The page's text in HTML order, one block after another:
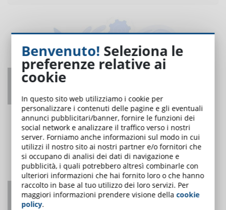
Come adattarsi agli agenti di intelligenza
UNO DEI PIÙ LETTI
Coordinatore per la sicurezza nei cantieri:
obblighi formativi
Benvenuto! Seleziona le
preferenze relative ai
cookie
In questo sito web utilizziamo i cookie per
personalizzare i contenuti delle pagine e gli eventuali
annunci pubblicitari/banner, fornire le funzioni dei
social network e analizzare il traffico verso i nostri
server. Forniamo anche informazioni sul modo in cui
utilizzi il nostro sito ai nostri partner e/o fornitori che
si occupano di analisi dei dati di navigazione e
pubblicità, i quali potrebbero altresì combinarle con
ulteriori informazioni che hai fornito loro o che hanno
raccolto in base al tuo utilizzo dei loro servizi. Per
maggiori informazioni prendere visione dellacookie
policy.